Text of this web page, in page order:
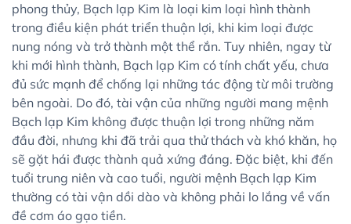
phong thủy, Bạch lạp Kim là loại kim loại hình thành
trong điều kiện phát triển thuận lợi, khi kim loại được
nung nóng và trở thành một thể rắn. Tuy nhiên, ngay từ
khi mới hình thành, Bạch lạp Kim có tính chất yếu, chưa
đủ sức mạnh để chống lại những tác động từ môi trường
bên ngoài. Do đó, tài vận của những người mang mệnh
Bạch lạp Kim không được thuận lợi trong những năm
đầu đời, nhưng khi đã trải qua thử thách và khó khăn, họ
sẽ gặt hái được thành quả xứng đáng. Đặc biệt, khi đến
tuổi trung niên và cao tuổi, người mệnh Bạch lạp Kim
thường có tài vận dồi dào và không phải lo lắng về vấn
đề cơm áo gạo tiền.